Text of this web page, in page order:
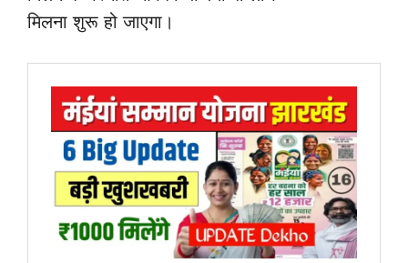
मिलना शुरू हो जाएगा।